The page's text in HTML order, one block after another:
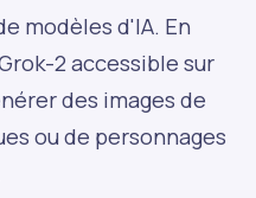
modèles d'IA. En
2 accessible sur
des images de
ou de personnages